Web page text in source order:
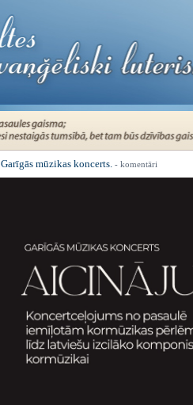
Garīgās mūzikas koncerts. - komentāri